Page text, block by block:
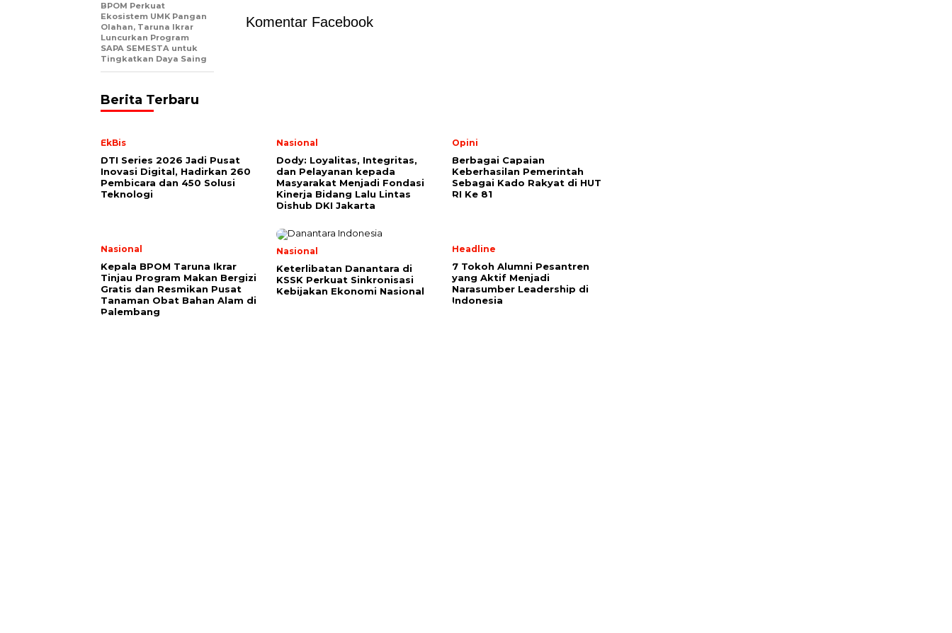
Komentar Facebook
BPOM Perkuat
Ekosistem UMK Pangan
Olahan, Taruna Ikrar
Luncurkan Program
SAPA SEMESTA untuk
Tingkatkan Daya Saing
Berita Terbaru
EkBis
DTI Series 2026 Jadi Pusat
Inovasi Digital, Hadirkan 260
Pembicara dan 450 Solusi
Teknologi
Nasional
Dody: Loyalitas, Integritas,
dan Pelayanan kepada
Masyarakat Menjadi Fondasi
Kinerja Bidang Lalu Lintas
Dishub DKI Jakarta
Opini
Berbagai Capaian
Keberhasilan Pemerintah
Sebagai Kado Rakyat di HUT
RI Ke 81
Nasional
Kepala BPOM Taruna Ikrar
Tinjau Program Makan Bergizi
Gratis dan Resmikan Pusat
Tanaman Obat Bahan Alam di
Palembang
Nasional
Keterlibatan Danantara di
KSSK Perkuat Sinkronisasi
Kebijakan Ekonomi Nasional
Headline
7 Tokoh Alumni Pesantren
yang Aktif Menjadi
Narasumber Leadership di
Indonesia